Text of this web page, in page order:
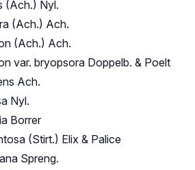
(Ach.) Nyl.
(Ach.) Ach.
(Ach.) Ach.
var. bryopsora Doppelb. & Poelt
Ach.
Nyl.
Borrer
(Stirt.) Elix & Palice
Spreng.